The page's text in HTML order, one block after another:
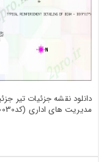
دانلود نقشه جزئیات تیر
مدیریت های اداری (کد80030)